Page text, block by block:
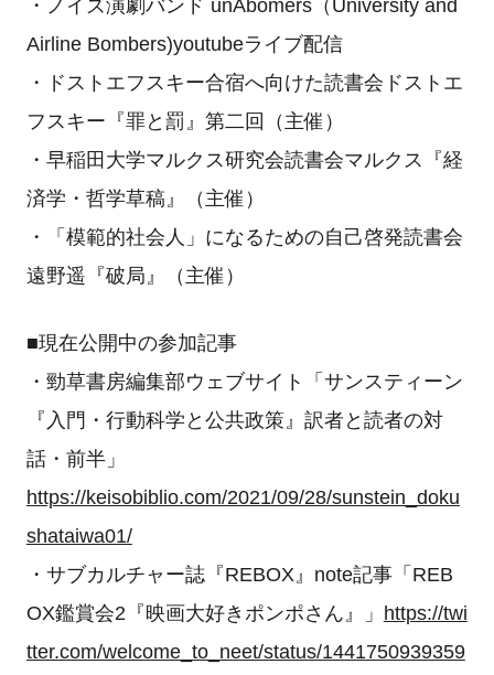
・ノイズ演劇バンド unAbomers（University and
Airline Bombers)youtubeライブ配信
・ドストエフスキー合宿へ向けた読書会ドストエ
フスキー『罪と罰』第二回（主催）
・早稲田大学マルクス研究会読書会マルクス『経
済学・哲学草稿』（主催）
・「模範的社会人」になるための自己啓発読書会
遠野遥『破局』（主催）
■現在公開中の参加記事
・勁草書房編集部ウェブサイト「サンスティーン
『入門・行動科学と公共政策』訳者と読者の対
話・前半」
https://keisobiblio.com/2021/09/28/sunstein_doku
shataiwa01/
・サブカルチャー誌『REBOX』note記事「REB
OX鑑賞会2『映画大好きポンポさん』」 https://twi
tter.com/welcome_to_neet/status/1441750939359